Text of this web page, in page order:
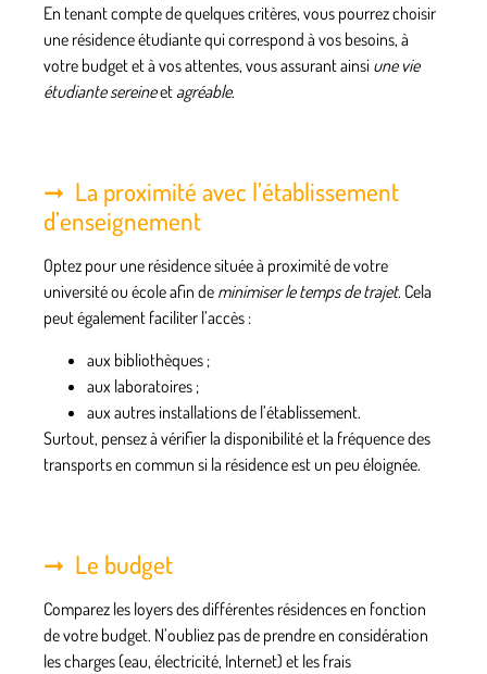
En tenant compte de quelques critères, vous pourrez choisir
une résidence étudiante qui correspond à vos besoins, à
votre budget et à vos attentes, vous assurant ainsi une vie
étudiante sereineet agréable.
La proximité avec l’établissement
d’enseignement
Optez pour une résidence situéeà proximité de votre
université ou écoleafin de minimiser le temps de trajet. Cela
peut également faciliter l’accès :
aux bibliothèques ;
aux laboratoires ;
aux autres installations de l’établissement.
Surtout, pensez à vérifier la disponibilité et la fréquence des
transports en commun si la résidence est un peu éloignée.
Le budget
Comparez les loyers des différentes résidences en fonction
de votre budget. N’oubliez pas de prendre en considération
les charges (eau, électricité, Internet) et les frais